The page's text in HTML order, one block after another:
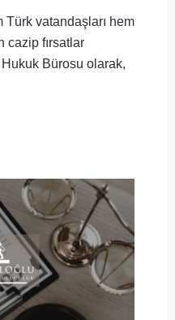
Türk vatandaşları hem
cazip fırsatlar
Bürosu olarak,